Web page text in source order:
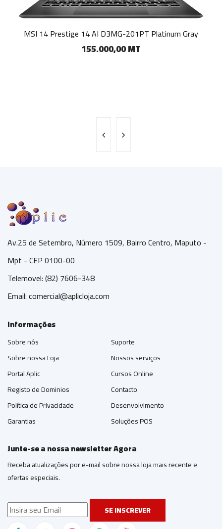
MSI 14 Prestige 14 AI D3MG-201PT Platinum Gray
155.000,00 MT
Av.25 de Setembro, Número 1509, Bairro Centro, Maputo -
Mpt - CEP 0100-00
Telemovel: (82) 7606-348
Email:comercial@aplicloja.com
Informações
Sobre nós
Sobre nossa Loja
Portal Aplic
Registo de Dominios
Política de Privacidade
Garantias
Suporte
Nossos serviços
Cursos Online
Contacto
Desenvolvimento
Soluções POS
Junte-se a nossa newsletter Agora
Receba atualizações por e-mail sobre nossa loja mais recente e
ofertas especiais.
SE INSCREVER